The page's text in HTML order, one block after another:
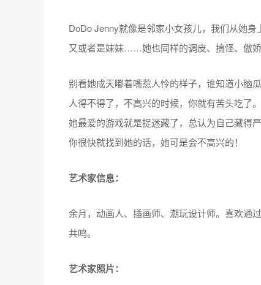
DoDo Jenny就像是邻家小女孩儿，我们从她
又或者是妹妹……她也同样的调皮、搞怪、傲娇
别看她成天嘟着嘴惹人怜的样子，谁知道小脑
人得不得了，不高兴的时候，你就有苦头吃了。
她最爱的游戏就是捉迷藏了，总认为自己藏得
你很快就找到她的话，她可是会不高兴的！
艺术家信息：
余月，动画人、插画师、潮玩设计师。喜欢通
共鸣。
艺术家照片：